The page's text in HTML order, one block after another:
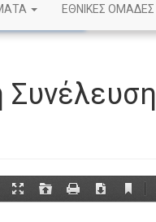
ΕΘΝΙΚΕΣ ΟΜΑΔΕΣ
Συνέλευση